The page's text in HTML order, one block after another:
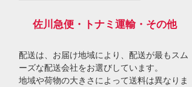
佐川急便・トナミ運輸・その他
配送は、お届け地域により、配送が最もスム
ーズな配送会社をお選びしています。
地域や荷物の大きさによって送料は異なりま